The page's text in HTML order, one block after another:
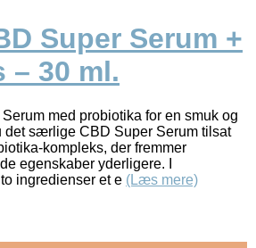
Super Serum +
– 30 ml.
med probiotika for en smuk og
det særlige CBD Super Serum tilsat
kompleks, der fremmer
egenskaber yderligere. I
ingredienser et e (Læs mere)